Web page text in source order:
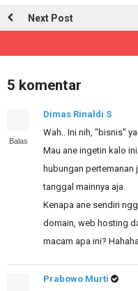
Next Post
5 komentar
Balas
Dimas Rinaldi S
Wah.. Ini nih, "bisnis"
Mau ane ingetin kalo
hubungan pertemanan
tanggal mainnya aja.
Kenapa ane sendiri
domain, web hosting
macam apa ini?
Prabowo Murti